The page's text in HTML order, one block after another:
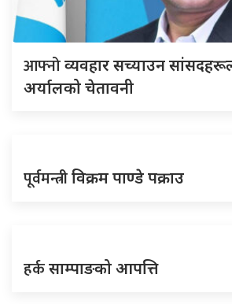
आफ्नोव्यवहार सच्याउन
अर्यालको चेतावनी
पूर्वमन्त्रीविक्रम पाण्डे पक्राउ
हर्कसाम्पाङको आपत्ति